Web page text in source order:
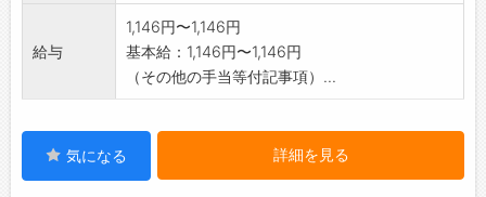
給与
1,146円〜1,146円
基本給：1,146円〜1,146円
（その他の手当等付記事項）...
気になる 詳細を見る